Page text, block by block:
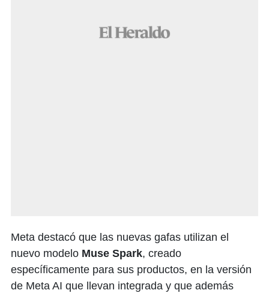
Meta destacó que las nuevas gafas utilizan el
nuevo modelo Muse Spark, creado
específicamente para sus productos, en la versión
de Meta AI que llevan integrada y que además